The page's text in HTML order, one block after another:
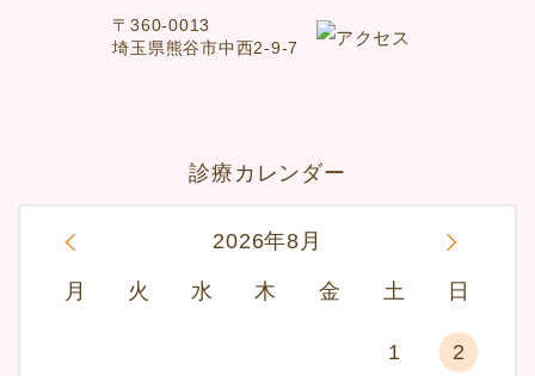
〒360-0013
埼玉県熊谷市中西2-9-7
診療カレンダー
2026年8月 »
月 火 水 木 金 土 日
1
2